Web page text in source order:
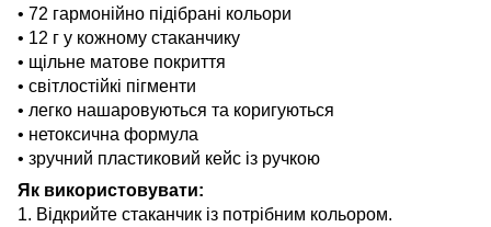
• 72 гармонійно підібрані кольори
• 12 г у кожному стаканчику
• щільне матове покриття
• світлостійкі пігменти
• легко нашаровуються та коригуються
• нетоксична формула
• зручний пластиковий кейс із ручкою
Як використовувати:
1. Відкрийте стаканчик із потрібним кольором.